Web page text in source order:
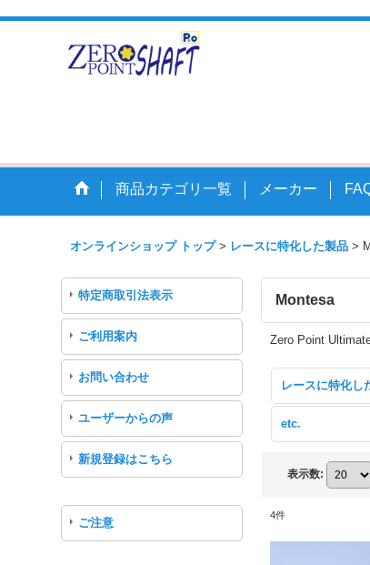
商品カテゴリ一覧 メーカー
オンラインショップ トップ > レースに特化した製品 >
特定商取引法表示
ご利用案内
お問い合わせ
ユーザーからの声
新規登録はこちら
ご注意
Montesa
Zero Point
etc.
表示数:
4件